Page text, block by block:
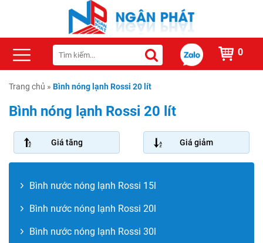
0
Trang chủ » Bình nóng lạnh Rossi 20 lít
Bình nóng lạnh Rossi 20 lít
Giá tăng Giá giảm
Bình nước nóng lạnh Rossi 15l
Bình nước nóng lạnh Rossi 20l
Bình nước nóng lạnh Rossi 30l